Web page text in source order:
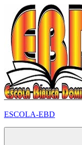
para
conteúdo
ESCOLA-EBD